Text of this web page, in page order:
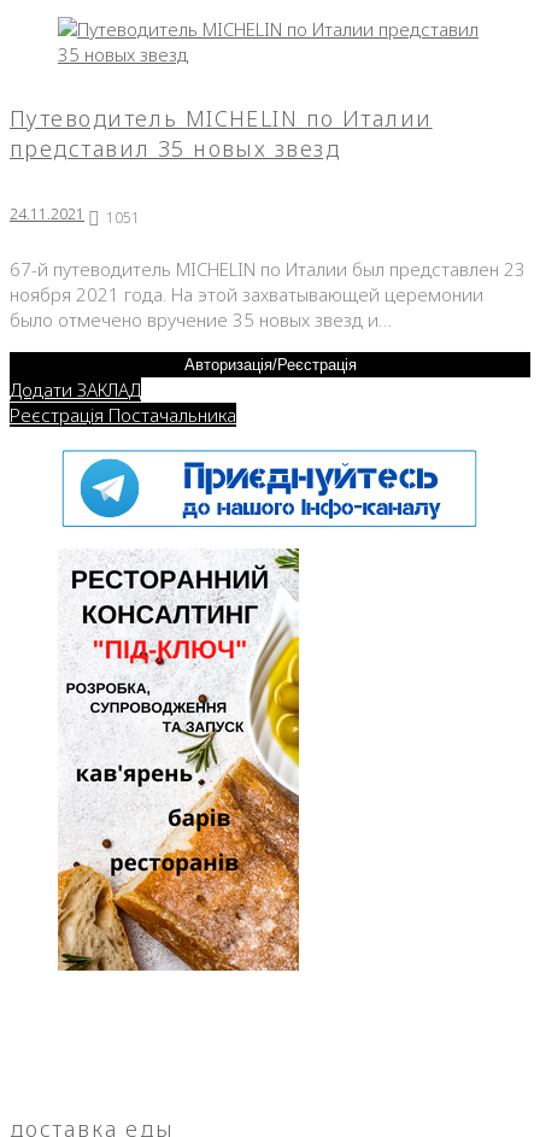
Путеводитель MICHELIN по Италии
представил 35 новых звезд
24.11.2021 1051
67-й путеводитель MICHELIN по Италии был представлен 23
ноября 2021 года. На этой захватывающей церемонии
было отмечено вручение 35 новых звезд и…
Авторизація/Реєстрація
Додати ЗАКЛАД
Реєстрація Постачальника
доставка еды